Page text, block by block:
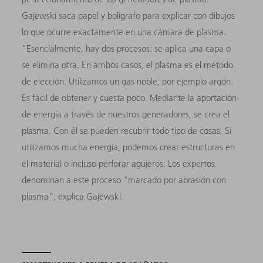
Gajewski saca papel y bolígrafo para explicar con dibujos
lo que ocurre exactamente en una cámara de plasma.
"Esencialmente, hay dos procesos: se aplica una capa o
se elimina otra. En ambos casos, el plasma es el método
de elección. Utilizamos un gas noble, por ejemplo argón.
Es fácil de obtener y cuesta poco. Mediante la aportación
de energía a través de nuestros generadores, se crea el
plasma. Con él se pueden recubrir todo tipo de cosas. Si
utilizamos mucha energía, podemos crear estructuras en
el material o incluso perforar agujeros. Los expertos
denominan a este proceso "marcado por abrasión con
plasma", explica Gajewski.